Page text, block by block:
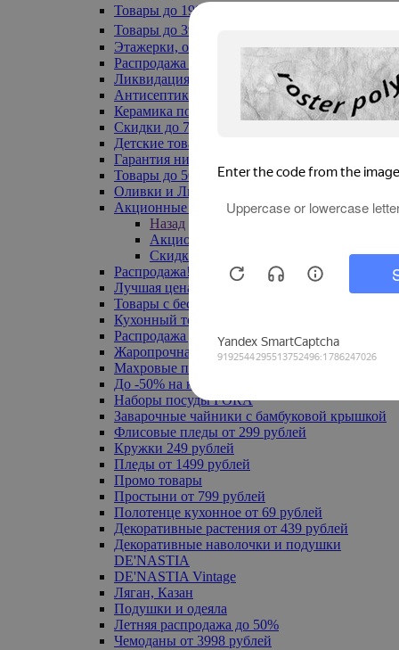
Товары до 199₽
Товары до 399₽
Этажерки, обувницы
Распродажа текстиля до -50%
Ликвидация до -70%
Антисептики
Керамика по 129 руб
Скидки до 70%
Детские товары
Гарантия низкой цены
Товары до 500 руб
Оливки и Лимоны
Акционные товары
Назад
Акционные товары
Скидка 20% по промокоду
Распродажа! Ульяновск до -70%
Лучшая цена
Товары с бесплатной доставкой
Кухонный текстиль
Распродажа до -50%
Жаропрочная посуда
Махровые полотенца
До -50% на ковры
Наборы посуды FORA
Заварочные чайники с бамбуковой крышкой
Флисовые пледы от 299 рублей
Кружки 249 рублей
Пледы от 1499 рублей
Промо товары
Простыни от 799 рублей
Полотенце кухонное от 69 рублей
Декоративные растения от 439 рублей
Декоративные наволочки и подушки
DE'NASTIA
DE'NASTIA Vintage
Ляган, Казан
Подушки и одеяла
Летняя распродажа до 50%
Чемоданы от 3998 рублей